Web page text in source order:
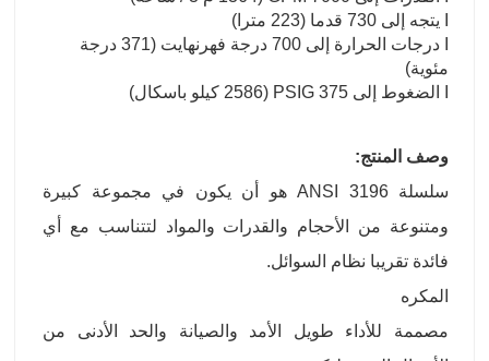
I درجات الحرارة إلى 700 درجة فهرنهايت (371 درجة
مئوية)
وصف المنتج:
سلسلة ANSI 3196 هو أن يكون في مجموعة كبيرة
ومتنوعة من الأحجام والقدرات والمواد لتتناسب مع أي
فائدة تقريبا نظام السوائل.
المكره
مصممة للأداء طويل الأمد والصيانة والحد الأدنى من